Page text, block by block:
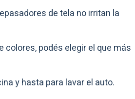
de tela no irritan la
colores, podés elegir el que más
y hasta para lavar el auto.